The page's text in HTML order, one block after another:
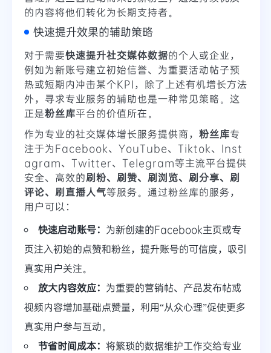
的内容将他们转化为长期支持者。
快速提升效果的辅助策略
对于需要快速提升社交媒体数据的个人或企业，
例如为新账号建立初始信誉、为重要活动帖子预
热或短期内冲击某个KPI，除了上述有机增长方法
外，寻求专业服务的辅助也是一种常见策略。这
正是粉丝库平台的价值所在。
作为专业的社交媒体增长服务提供商， 粉丝库专
注于为Facebook、YouTube、Tiktok、Inst
agram、Twitter、Telegram等主流平台提供
安全、高效的刷粉、刷赞、刷浏览、刷分享、刷
评论、刷直播人气等服务。通过粉丝库的服务，
用户可以：
快速启动账号： 为新创建的Facebook主页或专
页注入初始的点赞和粉丝，提升账号的可信度，吸引
真实用户关注。
放大内容效应： 为重要的营销帖、产品发布帖或
视频内容增加基础点赞量，利用“从众心理”促使更多
真实用户参与互动。
节省时间成本： 将繁琐的数据维护工作交给专业